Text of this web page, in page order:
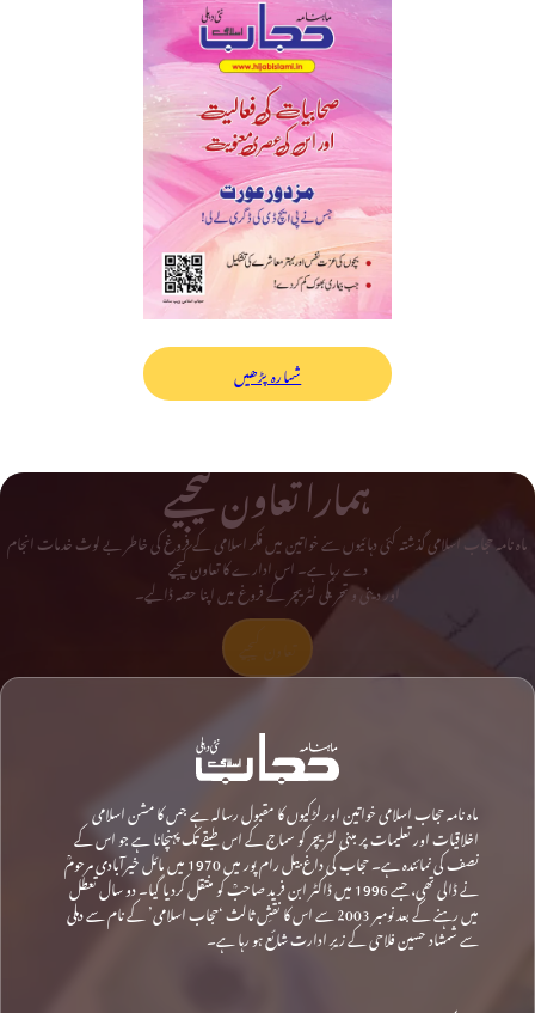
شمارہ پڑھیں
ہمارا تعاون کیجیے
ماہ نامہ حجاب اسلامی گذشتہ کئی دہائیوں سے خواتین میں فکر اسلامی کے فروغ کی خاطر بے لوث خدمات انجام
دے رہا ہے۔ اس ادارے کا تعاون کیجیے
اور دینی و تحریکی لٹریچر کے فروغ میں اپنا حصہ ڈالیے۔
ماہ نامہ حجاب اسلامی خواتین اور لڑکیوں کا مقبول رسالہ ہے جس کا مشن اسلامی
اخلاقیات اور تعلیمات پر مبنی لٹریچر کو سماج کے اس طبقے تک پہنچانا ہے جو اس کے
نصف کی نمائندہ ہے۔ حجاب کی داغ بیل رام پور میں 1970 میں مائل خیرآبادی مرحومؒ
نے ڈالی تھی، جسے 1996 میں ڈاکٹر ابن فرید صاحبؒ کو منتقل کردیا گیا۔ دو سال تعطل
میں رہنے کے بعد نومبر 2003 سے اس کا نقشِ ثالث ‘حجاب اسلامی’ کے نام سے دہلی
سے شمشاد حسین فلاحی کے زیرِ ادارت شائع ہو رہا ہے۔